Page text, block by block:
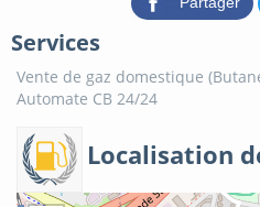
Services
Vente de gaz domestique
Automate CB 24/24
Localisation